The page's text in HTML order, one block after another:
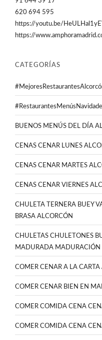
620 694 595
https://youtu.be/
https://
CATEGORÍAS
BUENOS MENÚS DEL DÍA
CENAS CENAR LUNES
CENAS CENAR MARTES
CENAS CENAR VIERNES
CHULETA TERNERA BUEY
BRASA ALCORCÓN
CHULETAS CHULETONES
MADURADA MADURACIÓN
COMER CENAR A LA
COMER CENAR BIEN EN
COMER COMIDA CENA
COMER COMIDA CENA